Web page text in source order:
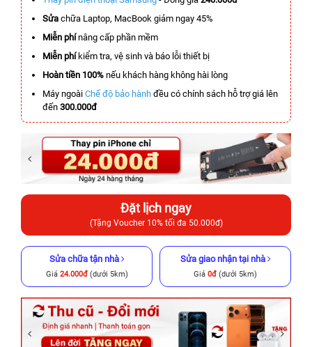
Sửa chữa Laptop, MacBook giảm ngay 45%
Miễn phínâng cấp phần mềm
Miễn phíkiểm tra, vệ sinh và báo lỗi thiết bị
Hoàn tiền 100% nếu khách hàng không hài lòng
Máy ngoài Chế độ bảo hành đều có chính sách hỗ trợ giá lên
đến 300.000đ
Đặt lịch ngay
(Tặng Voucher 10% tối đa 50.000đ)
Sửa chữa tận nhà
Giá 24.000đ(dưới 5km)
Sửa giao nhận tại nhà
Giá 0đ (dưới 5km)